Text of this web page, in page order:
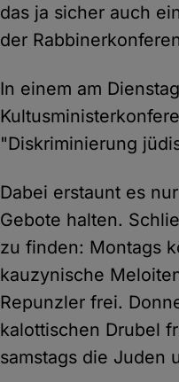
das ja sicher auch
der
In einem am
"Diskriminierung
Dabei erstaunt es
Gebote halten.
zu finden: Montags
kauzynische
Repunzler frei.
kalottischen Drubel
samstags die Juden